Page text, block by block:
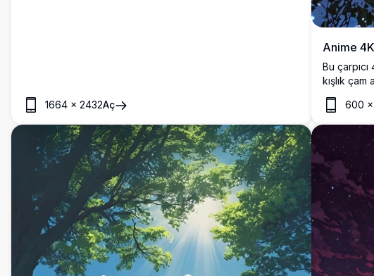
1664 × 2432Aç
Anime
Bu
kışlık
zirvesinin
huzurunu
için
600